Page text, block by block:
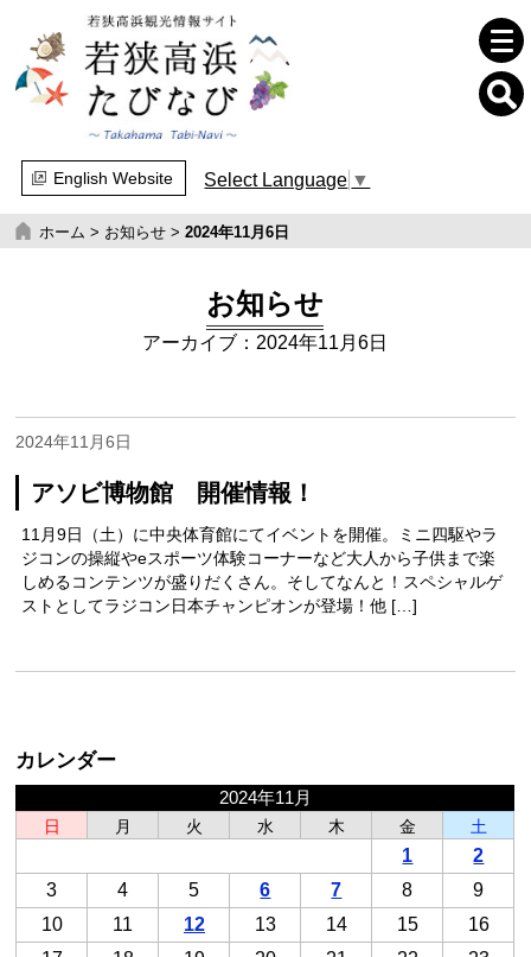
English Website Select Language ▼
ホーム > お知らせ >2024年11月6日
お知らせ
アーカイブ：2024年11月6日
アソビ博物館 開催情報！
2024年11月6日
11月9日（土）に中央体育館にてイベントを開催。ミニ四駆やラ
ジコンの操縦やeスポーツ体験コーナーなど大人から子供まで楽
しめるコンテンツが盛りだくさん。そしてなんと！スペシャルゲ
ストとしてラジコン日本チャンピオンが登場！他 […]
カレンダー
2024年11月
日
月 火 水 木 金 土
1
2
3
4 5 6 7 8
9
10
11 12 13 14 15
16